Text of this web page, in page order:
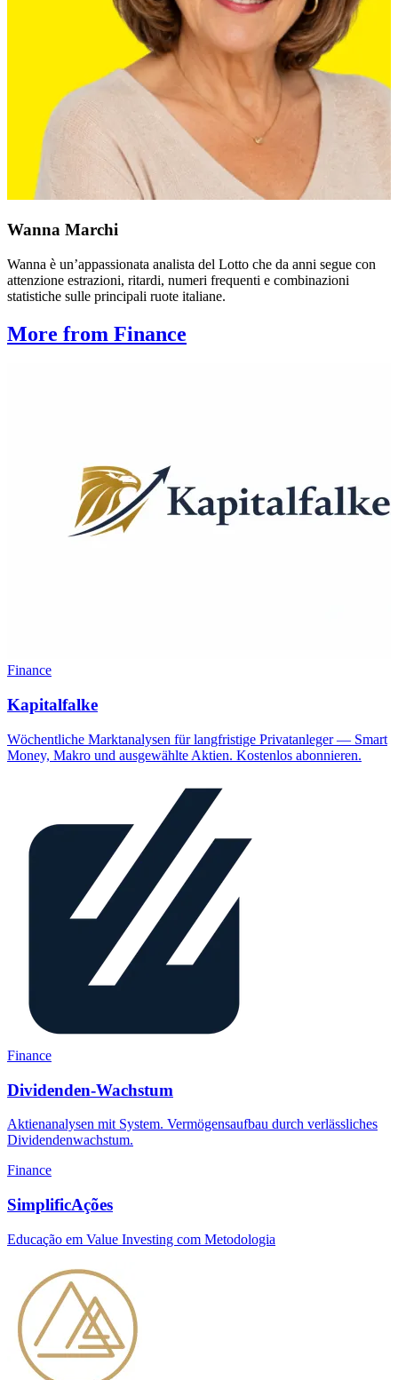
Wanna Marchi
Wanna è un’appassionata analista del Lotto che da anni segue con
attenzione estrazioni, ritardi, numeri frequenti e combinazioni
statistiche sulle principali ruote italiane.
More from Finance
Finance
Kapitalfalke
Wöchentliche Marktanalysen für langfristige Privatanleger — Smart
Money, Makro und ausgewählte Aktien. Kostenlos abonnieren.
Finance
Dividenden-Wachstum
Aktienanalysen mit System. Vermögensaufbau durch verlässliches
Dividendenwachstum.
Finance
SimplificAções
Educação em Value Investing com Metodologia